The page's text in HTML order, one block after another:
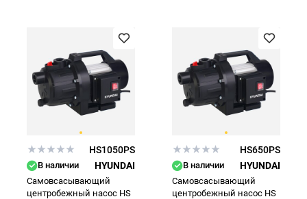
HS1050PS
В наличии HYUNDAI
Самовсасывающий
центробежный насос HS
HS650PS
В наличии HYUNDAI
Самовсасывающий
центробежный насос HS